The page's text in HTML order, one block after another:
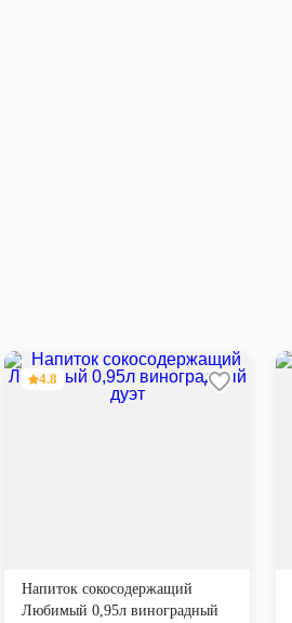
4.8
Напиток сокосодержащий
Любимый 0,95л виноградный